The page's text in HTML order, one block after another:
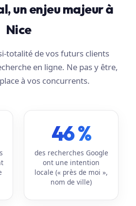
un enjeu majeur à
Nice
totalité de vos futurs clients
en ligne. Ne pas y être,
à vos concurrents.
46 %
des recherches Google
ont une intention
locale (« près de moi »,
nom de ville)